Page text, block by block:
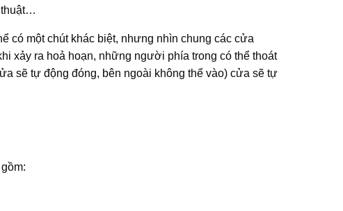
thuật…
có một chút khác biệt, nhưng nhìn chung các cửa
xảy ra hoả hoạn, những người phía trong có thể thoát
sẽ tự động đóng, bên ngoài không thể vào) cửa sẽ tự